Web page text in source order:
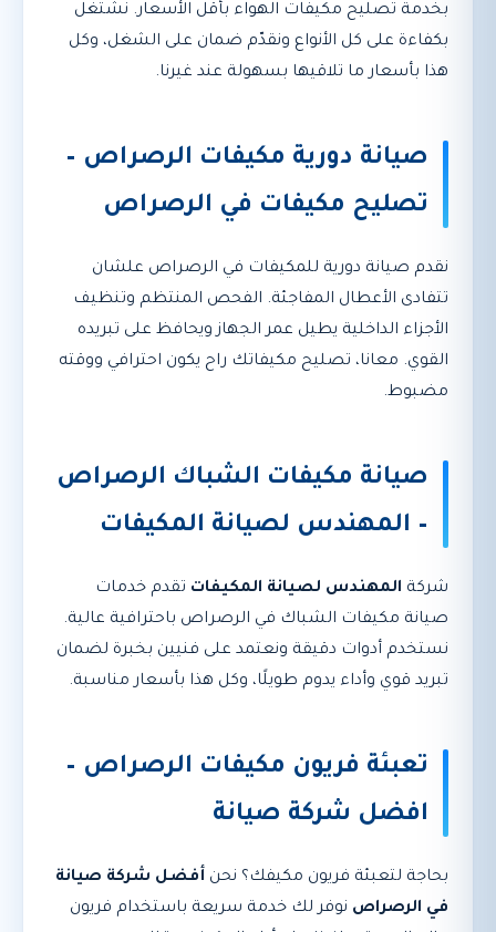
بخدمة تصليح مكيفات الهواء بأقل الأسعار. نشتغل
بكفاءة على كل الأنواع ونقدّم ضمان على الشغل، وكل
هذا بأسعار ما تلاقيها بسهولة عند غيرنا.
صيانة دورية مكيفات الرصراص –
تصليح مكيفات في الرصراص
نقدم صيانة دورية للمكيفات في الرصراص علشان
تتفادى الأعطال المفاجئة. الفحص المنتظم وتنظيف
الأجزاء الداخلية يطيل عمر الجهاز ويحافظ على تبريده
القوي. معانا، تصليح مكيفاتك راح يكون احترافي ووقته
مضبوط.
صيانة مكيفات الشباك الرصراص
– المهندس لصيانة المكيفات
شركة المهندس لصيانة المكيفات تقدم خدمات
صيانة مكيفات الشباك في الرصراص باحترافية عالية.
نستخدم أدوات دقيقة ونعتمد على فنيين بخبرة لضمان
تبريد قوي وأداء يدوم طويلًا، وكل هذا بأسعار مناسبة.
تعبئة فريون مكيفات الرصراص –
افضل شركة صيانة
بحاجة لتعبئة فريون مكيفك؟ نحن أفضل شركة صيانة
في الرصراص نوفر لك خدمة سريعة باستخدام فريون